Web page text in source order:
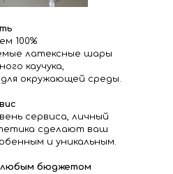
100%
латексные шары
каучука,
окружающей среды.
сервиса, личный
сделают ваш
и уникальным.
любым бюджетом